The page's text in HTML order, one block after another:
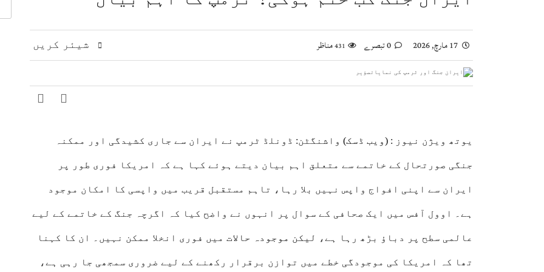
ویانا میں یوم استحصال کشمیر کی تقریب، بھارتی اقدامات کے خلاف کشمیریوں سے اظہارِ یکجہتی
اسحاق ڈار کی شاہ عبداللہ سے ملاقات، فلسطین اور مشرق وسطیٰ پر اہم تبادلہ خیال
9 لاکھ سے زائد بھارتی فوج کشمیری عوام پر مظالم ڈھا رہی ہے، عاصم افتخار
صومالی وزیر دفاع کا اعلیٰ عسکری قیادت سے ملاقات، دفاعی تعاون بڑھانے پر اتفاق
عالمی منڈی میں تیل
شیئر کریں 17 مارچ, 2026 431مناظر
یوتھ ویژن نیوز : (ویب ڈسک) واشنگٹن: ڈونلڈ ٹرمپ نے ایران سے جاری کشیدگی اور ممکنہ
جنگی صورتحال کے خاتمے سے متعلق اہم بیان دیتے ہوئے کہا ہے کہ امریکا فوری طور پر
ایران سے اپنی افواج واپس نہیں بلا رہا، تاہم مستقبل قریب میں واپسی کا امکان موجود
ہے۔ اوول آفس میں ایک صحافی کے سوال پر انہوں نے واضح کیا کہ اگرچہ جنگ کے خاتمے کے لیے
عالمی سطح پر دباؤ بڑھ رہا ہے، لیکن موجودہ حالات میں فوری انخلا ممکن نہیں۔ ان کا کہنا
تھا کہ امریکا کی موجودگی خطے میں توازن برقرار رکھنے کے لیے ضروری سمجھی جا رہی ہے،